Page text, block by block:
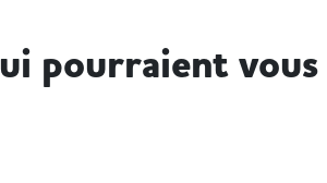
pourraient